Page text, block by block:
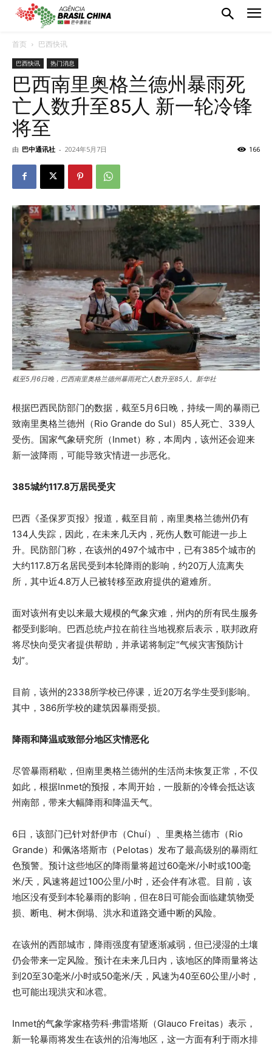
首页 巴西快讯
巴西快讯 热门消息
巴西南里奥格兰德州暴雨死
亡人数升至85人 新一轮冷锋
将至
由 巴中通讯社 - 2024年5月7日 166
截至5月6日晚，巴西南里奥格兰德州暴雨死亡人数升至85人。新华社
根据巴西民防部门的数据，截至5月6日晚，持续一周的暴雨已
致南里奥格兰德州（Rio Grande do Sul）85人死亡、339人
受伤。国家气象研究所（Inmet）称，本周内，该州还会迎来
新一波降雨，可能导致灾情进一步恶化。
385城约117.8万居民受灾
巴西《圣保罗页报》报道，截至目前，南里奥格兰德州仍有
134人失踪，因此，在未来几天内，死伤人数可能进一步上
升。民防部门称，在该州的497个城市中，已有385个城市的
大约117.8万名居民受到本轮降雨的影响，约20万人流离失
所，其中近4.8万人已被转移至政府提供的避难所。
面对该州有史以来最大规模的气象灾难，州内的所有民生服务
都受到影响。巴西总统卢拉在前往当地视察后表示，联邦政府
将尽快向受灾者提供帮助，并承诺将制定“气候灾害预防计
划”。
目前，该州的2338所学校已停课，近20万名学生受到影响。
其中，386所学校的建筑因暴雨受损。
降雨和降温或致部分地区灾情恶化
尽管暴雨稍歇，但南里奥格兰德州的生活尚未恢复正常，不仅
如此，根据Inmet的预报，本周开始，一股新的冷锋会抵达该
州南部，带来大幅降雨和降温天气。
6日，该部门已针对舒伊市（Chuí）、里奥格兰德市（Rio
Grande）和佩洛塔斯市（Pelotas）发布了最高级别的暴雨红
色预警。预计这些地区的降雨量将超过60毫米/小时或100毫
米/天，风速将超过100公里/小时，还会伴有冰雹。目前，该
地区没有受到本轮暴雨的影响，但在8日可能会面临建筑物受
损、断电、树木倒塌、洪水和道路交通中断的风险。
在该州的西部城市，降雨强度有望逐渐减弱，但已浸湿的土壤
仍会带来一定风险。预计在未来几日内，该地区的降雨量将达
到20至30毫米/小时或50毫米/天，风速为40至60公里/小时，
也可能出现洪灾和冰雹。
Inmet的气象学家格劳科·弗雷塔斯（Glauco Freitas）表示，
新一轮暴雨将发生在该州的沿海地区，这一方面有利于雨水排